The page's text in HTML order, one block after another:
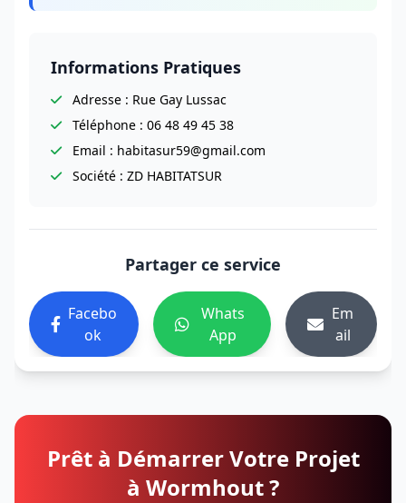
Informations Pratiques
Adresse : Rue Gay Lussac
Téléphone : 06 48 49 45 38
Email : habitasur59@gmail.com
Société : ZD HABITATSUR
Partager ce service
Facebo
ok
Whats
App
Em
ail
Prêt à Démarrer Votre Projet
à Wormhout ?